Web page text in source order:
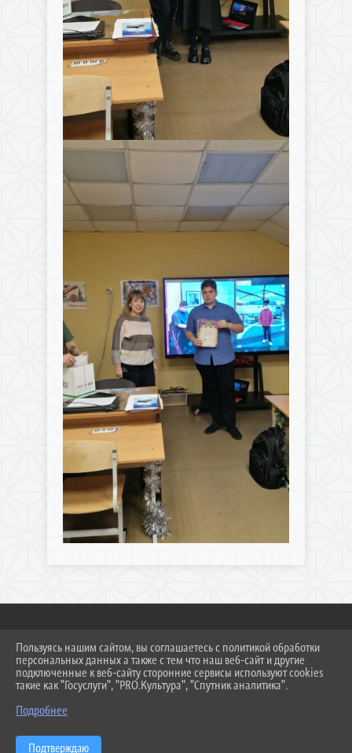
2026 Г. NDMSH.RU
ВХОД
КАРТА САЙТА
СДЕЛАНО НА KUBCMS
РАЗРАБОТКА И ПОДДЕРЖКА
Пользуясь нашим сайтом, вы соглашаетесь с политикой обработки
персональных данных а также с тем что наш веб-сайт и другие
подключенные к веб-сайту сторонние сервисы используют cookies
такие как "Госуслуги", "PRO.Культура", "Спутник аналитика".
Подробнее
Подтверждаю